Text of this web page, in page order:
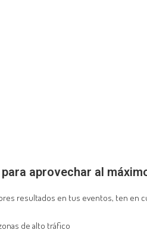
aprovechar al
resultados en tus eventos, ten en
de alto tráfico